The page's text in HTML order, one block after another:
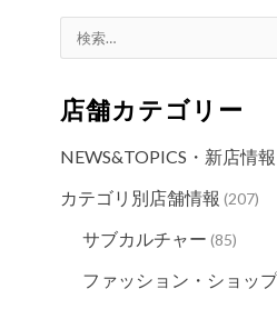
索:
店舗カテゴリー
NEWS&TOPICS・新店情報
カテゴリ別店舗情報 (207)
サブカルチャー (85)
ファッション・ショップ